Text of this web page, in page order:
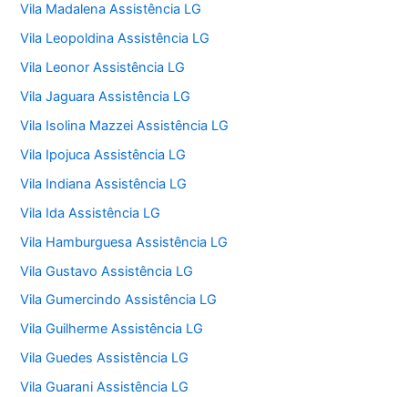
Vila Madalena Assistência LG
Vila Leopoldina Assistência LG
Vila Leonor Assistência LG
Vila Jaguara Assistência LG
Vila Isolina Mazzei Assistência LG
Vila Ipojuca Assistência LG
Vila Indiana Assistência LG
Vila Ida Assistência LG
Vila Hamburguesa Assistência LG
Vila Gustavo Assistência LG
Vila Gumercindo Assistência LG
Vila Guilherme Assistência LG
Vila Guedes Assistência LG
Vila Guarani Assistência LG